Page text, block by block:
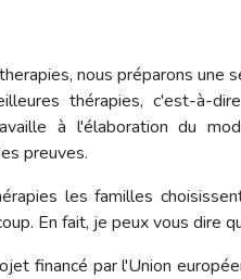
nous préparons une
thérapies, c'est-à-
à l'élaboration du
preuves.
les familles
En fait, je peux vous dire
financé par l'Union